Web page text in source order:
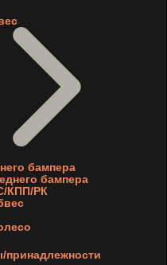
бампера
бампера
КПП/РК
принадлежности